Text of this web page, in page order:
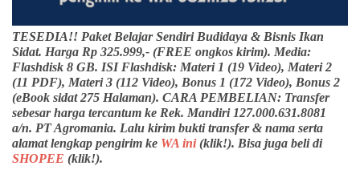
TESEDIA!! Paket Belajar Sendiri Budidaya & Bisnis Ikan
Sidat. Harga Rp 325.999,- (FREE ongkos kirim). Media:
Flashdisk 8 GB. ISI Flashdisk: Materi 1 (19 Video), Materi 2
(11 PDF), Materi 3 (112 Video), Bonus 1 (172 Video), Bonus 2
(eBook sidat 275 Halaman). CARA PEMBELIAN: Transfer
sebesar harga tercantum ke Rek. Mandiri 127.000.631.8081
a/n. PT Agromania. Lalu kirim bukti transfer & nama serta
alamat lengkap pengirim ke WA ini(klik!). Bisa juga beli di
SHOPEE (klik!).